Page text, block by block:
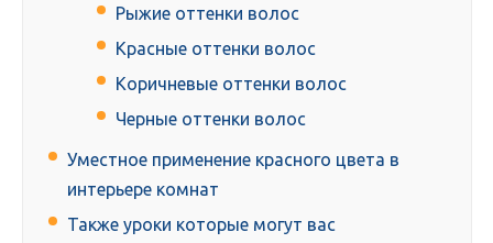
Рыжие оттенки волос
Красные оттенки волос
Коричневые оттенки волос
Черные оттенки волос
Уместное применение красного цвета в
интерьере комнат
Также уроки которые могут вас